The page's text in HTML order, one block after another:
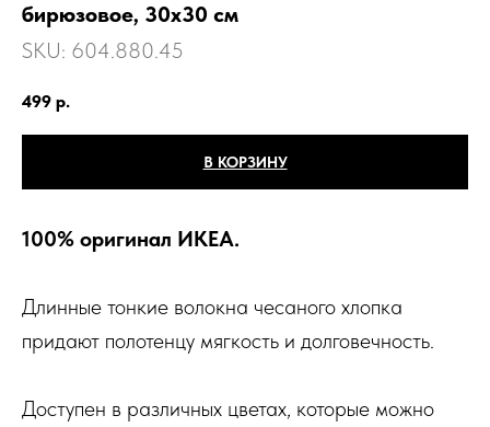
бирюзовое, 30x30 см
SKU: 604.880.45
499 р.
В КОРЗИНУ
100% оригинал ИКЕА.
Длинные тонкие волокна чесаного хлопка
придают полотенцу мягкость и долговечность.
Доступен в различных цветах, которые можно